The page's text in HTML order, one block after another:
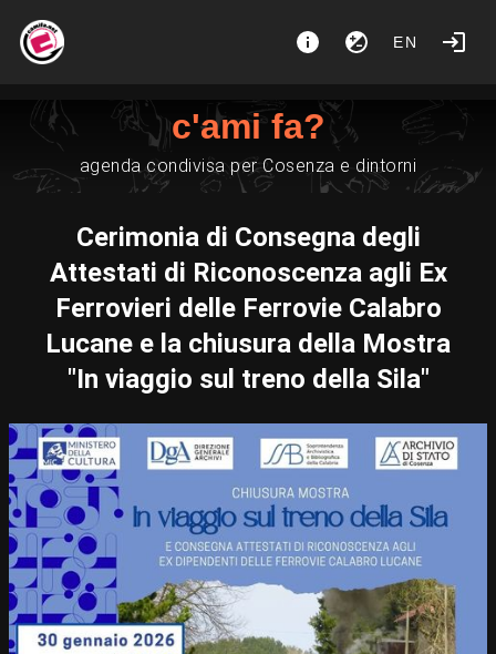
EN
c'ami fa?
agenda condivisa per Cosenza e dintorni
Cerimonia di Consegna degli
Attestati di Riconoscenza agli Ex
Ferrovieri delle Ferrovie Calabro
Lucane e la chiusura della Mostra
"In viaggio sul treno della Sila"